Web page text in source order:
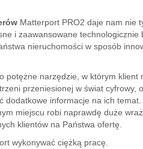
Matterport PRO2 daje nam nie
i zaawansowane technologicznie
nieruchomości w sposób
potężne narzędzie, w którym klient
przeniesionej w świat cyfrowy,
dodatkowe informacje na ich temat.
miejscu robi naprawdę duże
klientów na Państwa ofertę.
wykonywać ciężką pracę.